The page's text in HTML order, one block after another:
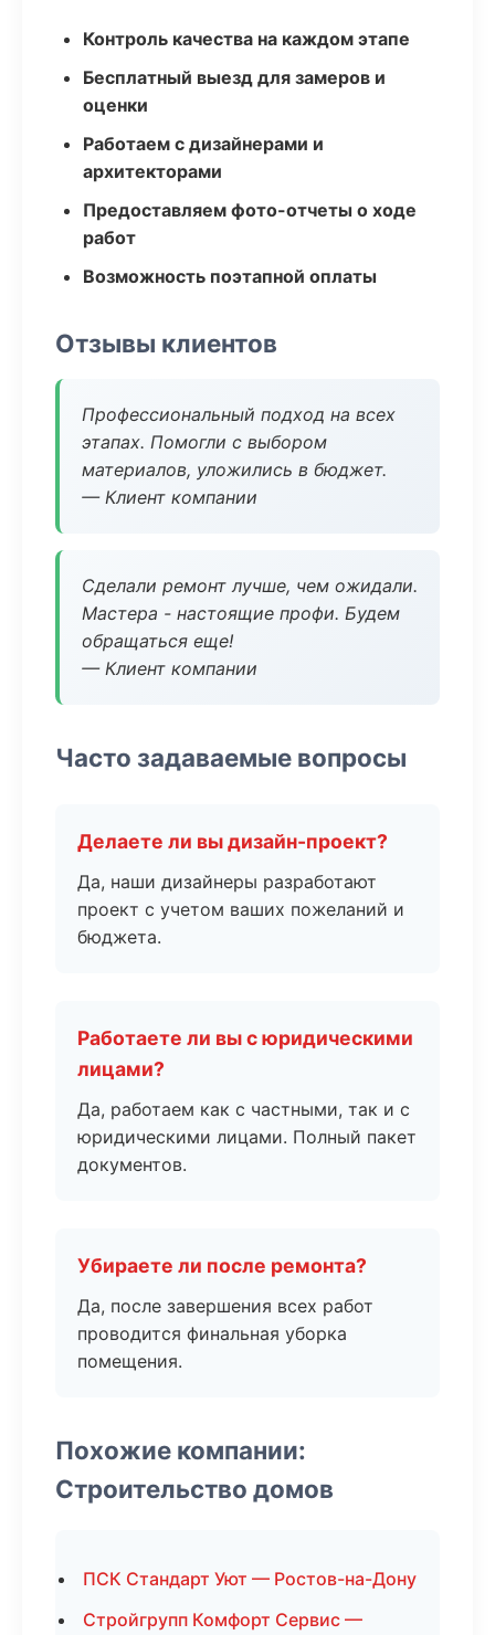
Контроль качества на каждом этапе
Бесплатный выезд для замеров и
оценки
Работаем с дизайнерами и
архитекторами
Предоставляем фото-отчеты о ходе
работ
Возможность поэтапной оплаты
Отзывы клиентов
Профессиональный подход на всех
этапах. Помогли с выбором
материалов, уложились в бюджет.
— Клиент компании
Сделали ремонт лучше, чем ожидали.
Мастера - настоящие профи. Будем
обращаться еще!
— Клиент компании
Часто задаваемые вопросы
Делаете ли вы дизайн-проект?
Да, наши дизайнеры разработают
проект с учетом ваших пожеланий и
бюджета.
Работаете ли вы с юридическими
лицами?
Да, работаем как с частными, так и с
юридическими лицами. Полный пакет
документов.
Убираете ли после ремонта?
Да, после завершения всех работ
проводится финальная уборка
помещения.
Похожие компании:
Строительство домов
ПСК Стандарт Уют — Ростов-на-Дону
Стройгрупп Комфорт Сервис —